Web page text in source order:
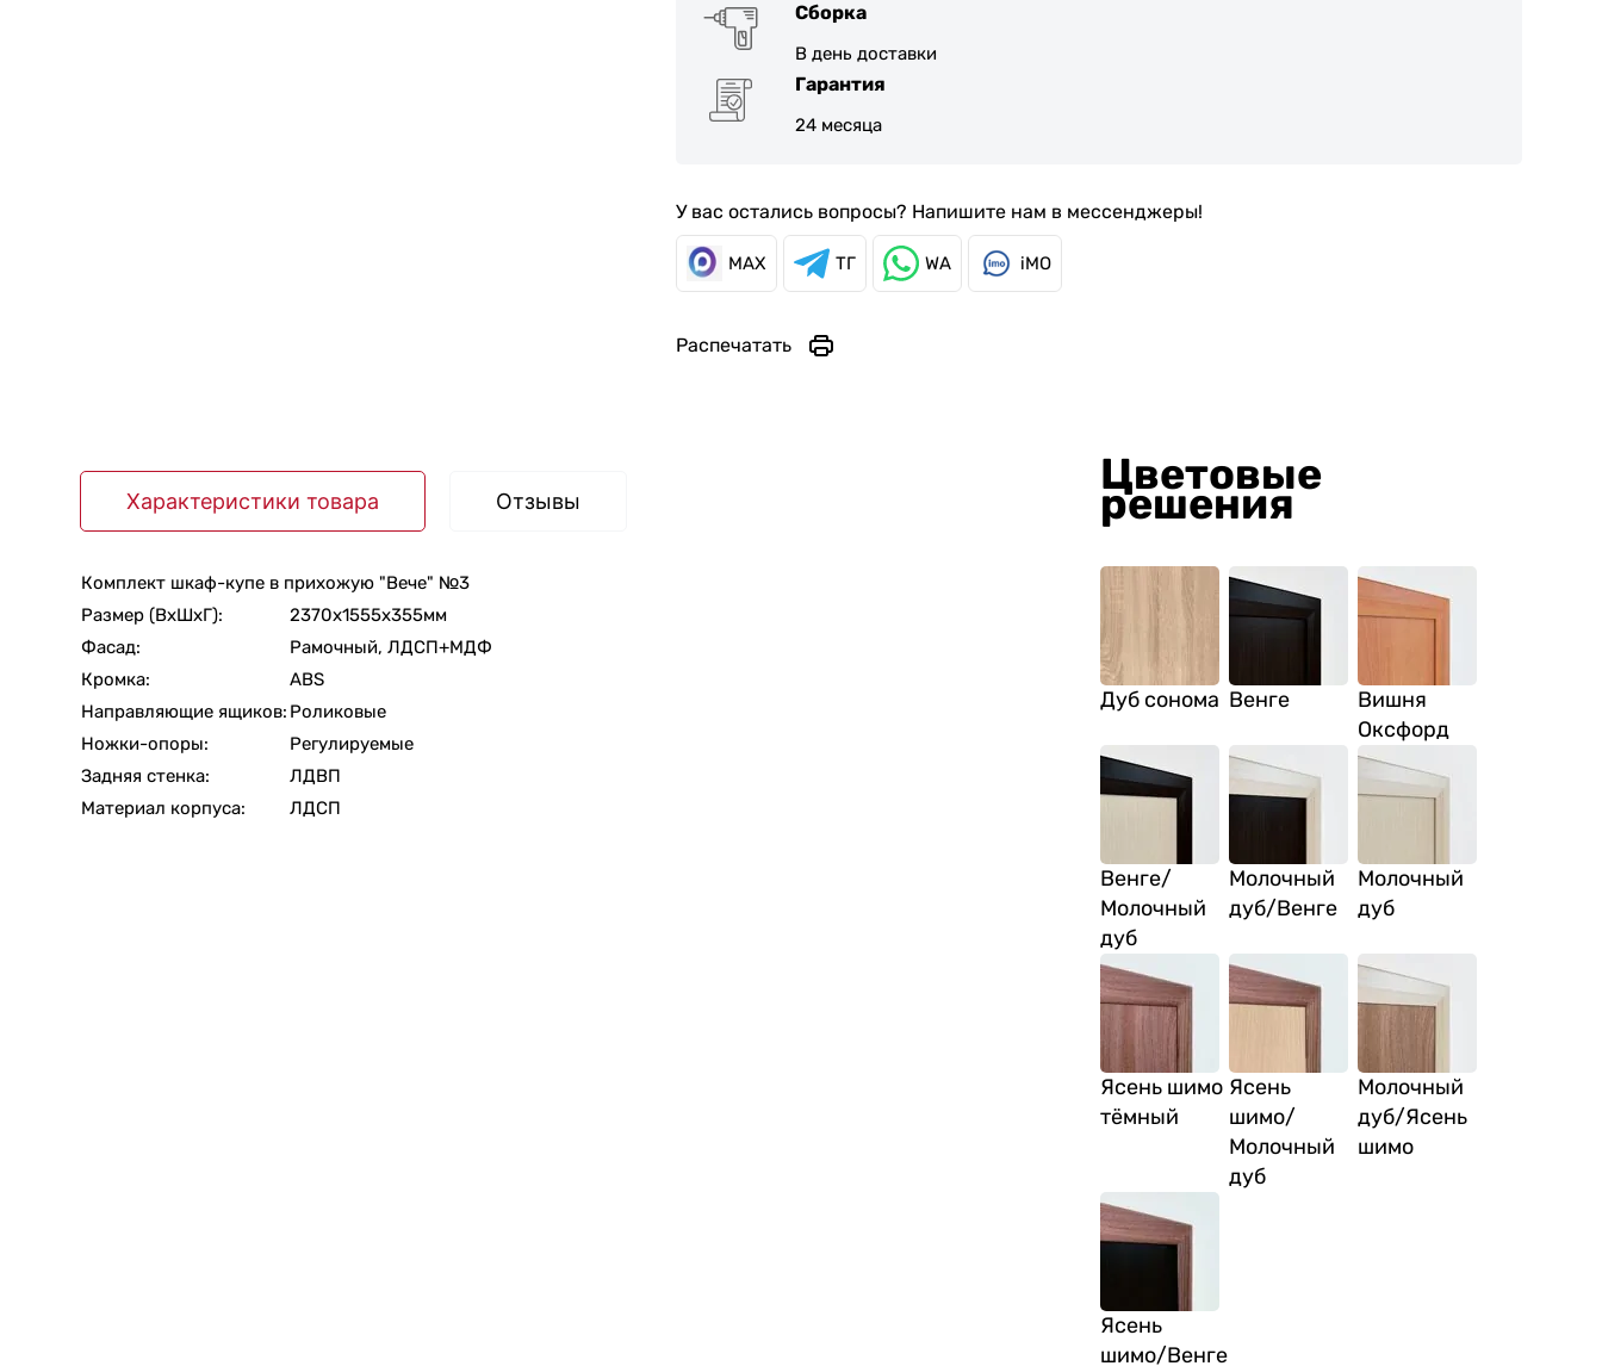
Сборка
В день доставки
Гарантия
24 месяца
У вас остались вопросы? Напишите нам в мессенджеры!
MAX ТГ WA iMO
Распечатать
Характеристики товара Отзывы
Комплект шкаф-купе в прихожую "Вече" №3
Размер (ВхШхГ):
2370x1555x355мм
Фасад:
Рамочный, ЛДСП+МДФ
Кромка:
ABS
Направляющие ящиков: Роликовые
Ножки-опоры:
Регулируемые
Задняя стенка:
ЛДВП
Материал корпуса:
ЛДСП
Цветовые
решения
Дуб сонома Венге
Вишня
Оксфорд
Венге/
Молочный
дуб
Молочный
дуб/Венге
Молочный
дуб
Ясень шимо
тёмный
Ясень
шимо/
Молочный
дуб
Молочный
дуб/Ясень
шимо
Ясень
шимо/Венге